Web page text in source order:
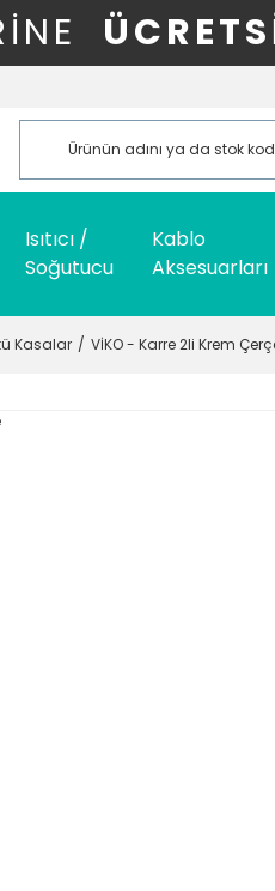
Isıtıcı /
Soğutucu
Kablo
Aksesuarları
Kasalar VİKO - Karre 2li Krem